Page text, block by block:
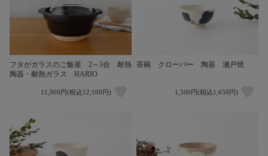
フタがガラスのご飯釜 2～3合 耐熱
陶器・耐熱ガラス HARIO
11,000円(税込12,100円)
茶碗 クローバー 陶器 瀬戸焼
1,500円(税込1,650円)